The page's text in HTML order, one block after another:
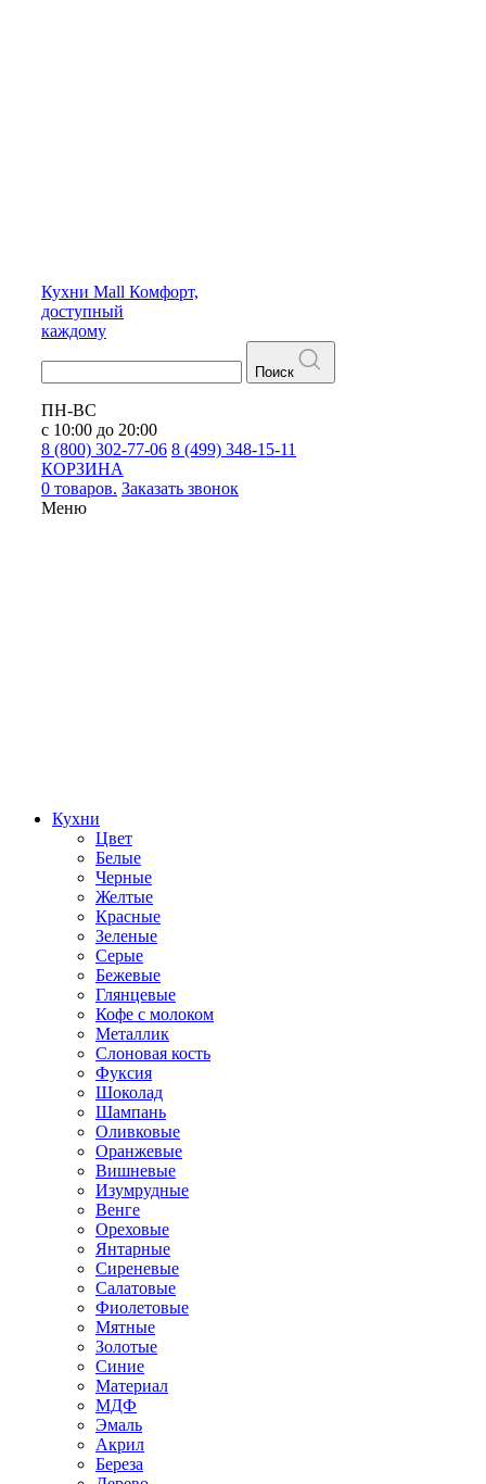
Кухни Mall Комфорт,
доступный
каждому
Поиск
ПН-ВС
с 10:00 до 20:00
8 (800) 302-77-06 8 (499) 348-15-11
КОРЗИНА
0 товаров. Заказать звонок
Меню
Кухни
Цвет
Белые
Черные
Желтые
Красные
Зеленые
Серые
Бежевые
Глянцевые
Кофе с молоком
Металлик
Слоновая кость
Фуксия
Шоколад
Шампань
Оливковые
Оранжевые
Вишневые
Изумрудные
Венге
Ореховые
Янтарные
Сиреневые
Салатовые
Фиолетовые
Мятные
Золотые
Синие
Материал
МДФ
Эмаль
Акрил
Береза